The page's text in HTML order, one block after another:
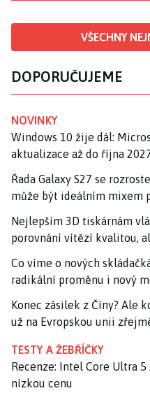
VŠECHNY
DOPORUČUJEME
NOVINKY
Windows 10 žije dál:
aktualizace až do října
Řada Galaxy S27 se
může být ideálním mixem
Nejlepším 3D tiskárnám
porovnání vítězí kvalitou,
Co víme o nových
radikální proměnu i nový
Konec zásilek z Číny? Ale
už na Evropskou unii
TESTY A ŽEBŘÍČKY
Recenze: Intel Core Ultra
nízkou cenu